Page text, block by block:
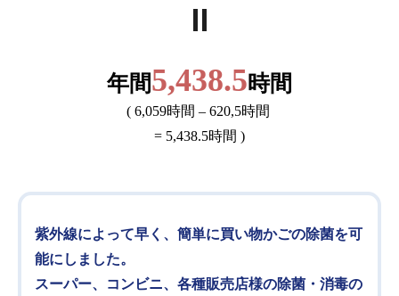
年間5,438.5時間
( 6,059時間 – 620,5時間
= 5,438.5時間 )
紫外線によって早く、簡単に買い物かごの除菌を可
能にしました。
スーパー、コンビニ、各種販売店様の除菌・消毒の